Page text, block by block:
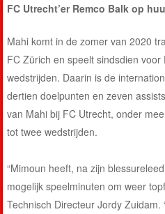
FC Utrecht’er Remco Balk op
Mahi komt in de zomer van 2020
FC Zürich en speelt sindsdien
wedstrijden. Daarin is de
dertien doelpunten en zeven
van Mahi bij FC Utrecht, onder
tot twee wedstrijden.
“Mimoun heeft, na zijn
mogelijk speelminuten om weer
Technisch Directeur Jordy Zuidam.